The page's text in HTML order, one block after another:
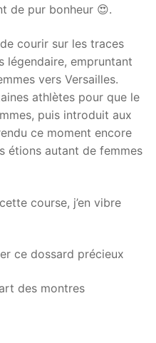
de pur bonheur 😍.
courir sur les traces
légendaire, empruntant
vers Versailles.
athlètes pour que le
puis introduit aux
ce moment encore
étions autant de femmes
course, j’en vibre
ce dossard précieux
des montres